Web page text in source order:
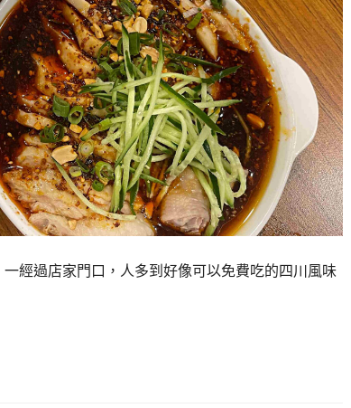
經過店家門口，人多到好像可以免費吃的四川風味